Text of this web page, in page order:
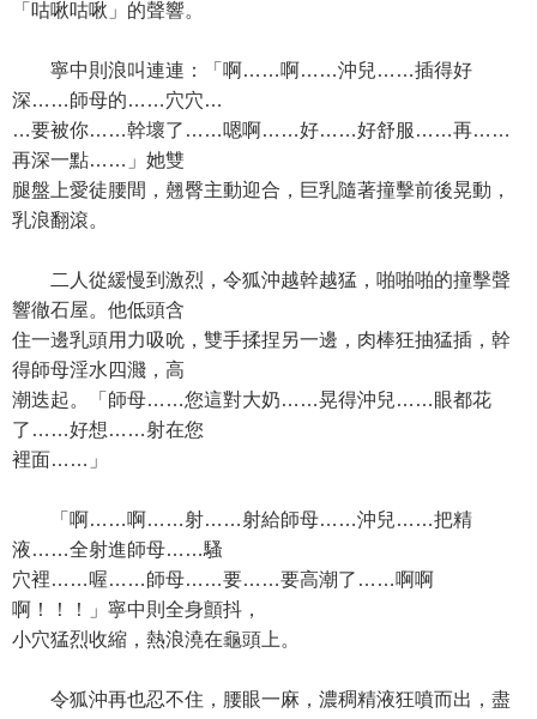
「咕啾咕啾」的聲響。
寧中則浪叫連連：「啊……啊……沖兒……插得好
深……師母的……穴穴…
…要被你……幹壞了……嗯啊……好……好舒服……再……
再深一點……」她雙
腿盤上愛徒腰間，翹臀主動迎合，巨乳隨著撞擊前後晃動，
乳浪翻滾。
二人從緩慢到激烈，令狐沖越幹越猛，啪啪啪的撞擊聲
響徹石屋。他低頭含
住一邊乳頭用力吸吮，雙手揉捏另一邊，肉棒狂抽猛插，幹
得師母淫水四濺，高
潮迭起。「師母……您這對大奶……晃得沖兒……眼都花
了……好想……射在您
裡面……」
「啊……啊……射……射給師母……沖兒……把精
液……全射進師母……騷
穴裡……喔……師母……要……要高潮了……啊啊
啊！！！」寧中則全身顫抖，
小穴猛烈收縮，熱浪澆在龜頭上。
令狐沖再也忍不住，腰眼一麻，濃稠精液狂噴而出，盡